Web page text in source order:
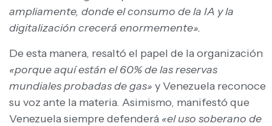
ampliamente, donde el consumo de la IA y la
digitalización crecerá enormemente».
De esta manera, resaltó el papel de la organización
«porque aquí están el 60% de las reservas
mundiales probadas de gas» y Venezuela reconoce
su voz ante la materia. Asimismo, manifestó que
Venezuela siempre defenderá «el uso soberano de